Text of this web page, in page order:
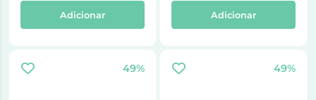
Adicionar Adicionar
49% 49%